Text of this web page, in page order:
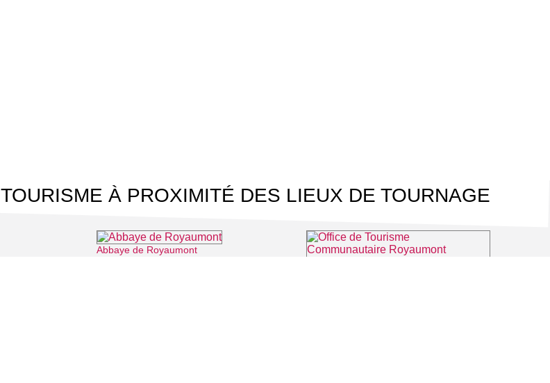
TOURISME À PROXIMITÉ DES LIEUX DE TOURNAGE
Abbaye de Royaumont